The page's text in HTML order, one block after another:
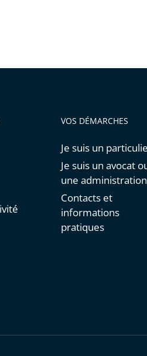
VOS DÉMARCHES
Je suis un
Je suis un avocat
une administration
Contacts et
informations
pratiques